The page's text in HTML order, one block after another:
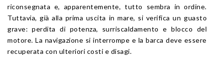
riconsegnata e, apparentemente, tutto sembra in ordine.
Tuttavia, già alla prima uscita in mare, si verifica un guasto
grave: perdita di potenza, surriscaldamento e blocco del
motore. La navigazione si interrompe e la barca deve essere
recuperata con ulteriori costi e disagi.